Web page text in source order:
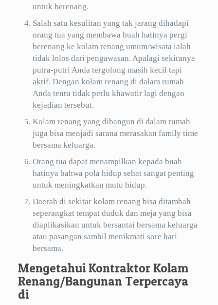
untuk berenang.
Salah satu kesulitan yang tak jarang dihadapi
orang tua yang membawa buah hatinya pergi
berenang ke kolam renang umum/wisata ialah
tidak lolos dari pengawasan. Apalagi sekiranya
putra-putri Anda tergolong masih kecil tapi
aktif. Dengan kolam renang di dalam rumah
Anda tentu tidak perlu khawatir lagi dengan
kejadian tersebut.
Kolam renang yang dibangun di dalam rumah
juga bisa menjadi sarana merasakan family time
bersama keluarga.
Orang tua dapat menampilkan kepada buah
hatinya bahwa pola hidup sehat sangat penting
untuk meningkatkan mutu hidup.
Daerah di sekitar kolam renang bisa ditambah
seperangkat tempat duduk dan meja yang bisa
diaplikasikan untuk bersantai bersama keluarga
atau pasangan sambil menikmati sore hari
bersama.
Mengetahui Kontraktor Kolam
Renang/Bangunan Terpercaya
di